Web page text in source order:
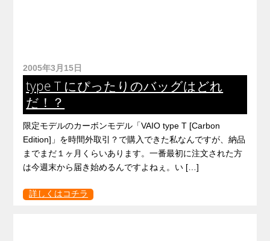
2005年3月15日
type T にぴったりのバッグはどれ
だ！？
限定モデルのカーボンモデル「VAIO type T [Carbon
Edition]」を時間外取引？で購入できた私なんですが、納品
までまだ１ヶ月くらいあります。一番最初に注文された方
は今週末から届き始めるんですよねぇ。い […]
詳しくはコチラ